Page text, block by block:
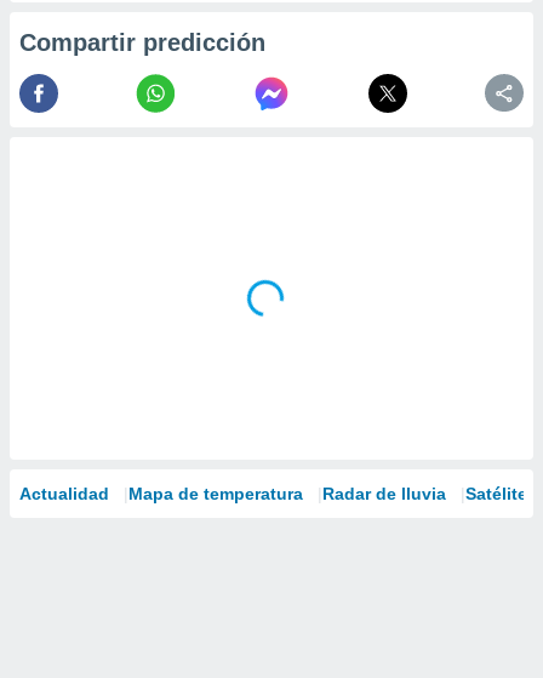
Compartir predicción
Actualidad Mapa de temperatura Radar de lluvia Satélites